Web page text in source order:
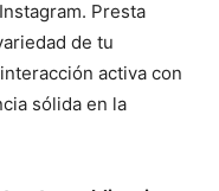
Presta
de tu
activa con
sólida en la